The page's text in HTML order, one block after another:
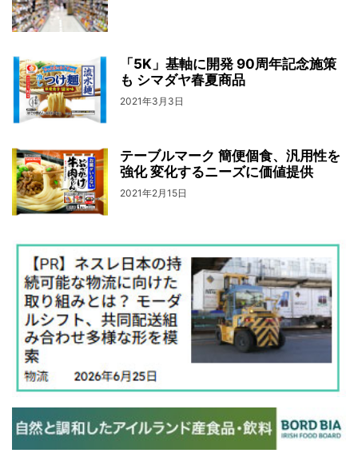
「5K」基軸に開発 90周年記念施策
も シマダヤ春夏商品
2021年3月3日
テーブルマーク 簡便個食、汎用性を
強化 変化するニーズに価値提供
2021年2月15日